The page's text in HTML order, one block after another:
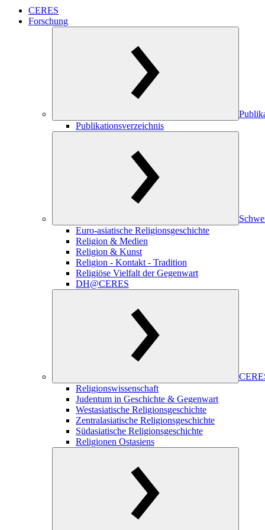
CERES
Forschung
Publikationsverzeichnis
Euro-asiatische Religionsgeschichte
Religion & Medien
Religion & Kunst
Religion - Kontakt - Tradition
Religiöse Vielfalt der Gegenwart
DH@CERES
Religionswissenschaft
Judentum in Geschichte & Gegenwart
Westasiatische Religionsgeschichte
Zentralasiatische Religionsgeschichte
Südasiatische Religionsgeschichte
Religionen Ostasiens